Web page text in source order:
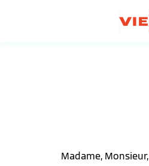
Madame, Monsieur,